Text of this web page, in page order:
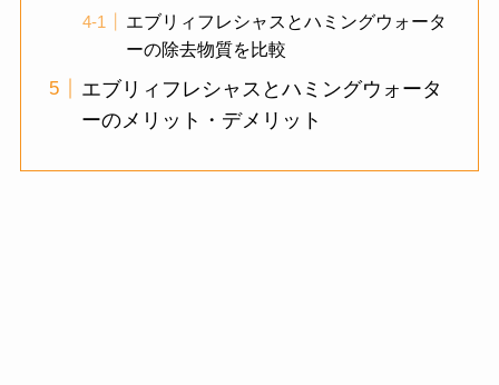
エブリィフレシャスとハミングウォータ
ーの除去物質を比較
エブリィフレシャスとハミングウォータ
ーのメリット・デメリット